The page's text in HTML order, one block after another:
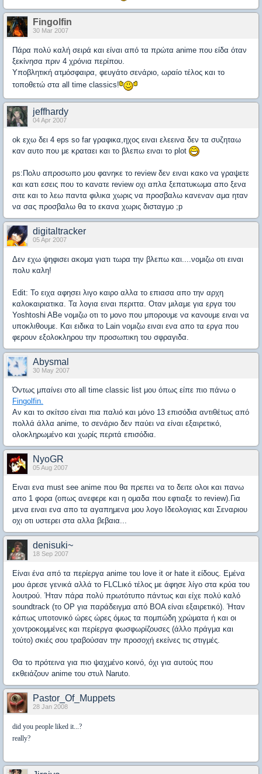
Fingolfin
30 Mar 2007
Πάρα πολύ καλή σειρά και είναι από τα πρώτα anime που είδα όταν
ξεκίνησα πριν 4 χρόνια περίπου.
Υποβλητική ατμόσφαιρα, φευγάτο σενάριο, ωραίο τέλος και το
τοποθετώ στα all time classics!
jeffhardy
04 Apr 2007
ok εχω δει 4 eps so far γραφικα,ηχος ειναι ελεεινα δεν τα συζηταω
καν αυτο που με κραταει και το βλεπω ειναι το plot
ps:Πολυ απροσωπο μου φανηκε το review δεν ειναι κακο να γραψετε
και κατι εσεις που το κανατε review οχι απλα ξεπατυκωμα απο ξενα
σιτε και το λεω παντα φιλικα χωρις να προσβαλω κανεναν αμα ηταν
να σας προσβαλω θα το εκανα χωρις δισταγμο ;p
digitaltracker
05 Apr 2007
Δεν εχω ψηφισει ακομα γιατι τωρα την βλεπω και....νομιζω οτι ειναι
πολυ καλη!
Εdit: To ειχα αφησει λιγο καιρο αλλα το επιασα απο την αρχη
καλοκαιριατικα. Τα λογια ειναι περιττα. Oταν μιλαμε για εργα του
Yoshtoshi ABe νομιζω οτι το μονο που μπορουμε να κανουμε ειναι να
υποκλιθουμε. Και ειδικα το Lain νομιζω ειναι ενα απο τα εργα που
φερουν εξολοκληρου την προσωπικη του σφραγιδα.
Abysmal
30 May 2007
Όντως μπαίνει στο all time classic list μου όπως είπε πιο πάνω ο
Fingolfin.
Αν και το σκίτσο είναι πια παλιό και μόνο 13 επισόδια αντιθέτως από
πολλά άλλα anime, το σενάριο δεν παύει να είναι εξαιρετικό,
ολοκληρωμένο και χωρίς περιτά επισόδια.
NyoGR
05 Aug 2007
Ειναι ενα must see anime που θα πρεπει να το δειτε ολοι και πανω
απο 1 φορα (οπως ανεφερε και η ομαδα που εφτιαξε το review).Για
μενα ειναι ενα απο τα αγαπημενα μου λογο Ιδεολογιας και Σεναριου
οχι οτι υστερει στα αλλα βεβαια...
denisuki~
18 Sep 2007
Είναι ένα από τα περίεργα anime του love it or hate it είδους. Εμένα
μου άρεσε γενικά αλλά το FLCLικό τέλος με άφησε λίγο στα κρύα του
λουτρού. Ήταν πάρα πολύ πρωτότυπο πάντως και είχε πολύ καλό
soundtrack (το OP για παράδειγμα από BOA είναι εξαιρετικό). Ήταν
κάπως υποτονικό ώρες ώρες όμως τα πομπώδη χρώματα ή και οι
χοντροκομμένες και περίεργα φωσφωρίζουσες (άλλο πράγμα και
τούτο) σκιές σου τραβούσαν την προσοχή εκείνες τις στιγμές.
Θα το πρότεινα για πιο ψαχμένο κοινό, όχι για αυτούς που
εκθειάζουν anime του στυλ Naruto.
Pastor_Of_Muppets
28 Jan 2008
did you people liked it...?
really?